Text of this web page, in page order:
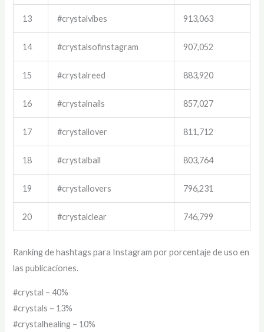
13 #crystalvibes 913,063
14 #crystalsofinstagram 907,052
15 #crystalreed 883,920
16 #crystalnails 857,027
17 #crystallover 811,712
18 #crystalball 803,764
19 #crystallovers 796,231
20 #crystalclear 746,799
Ranking de hashtags para Instagram por porcentaje de uso en
las publicaciones.
#crystal – 40%
#crystals – 13%
#crystalhealing – 10%